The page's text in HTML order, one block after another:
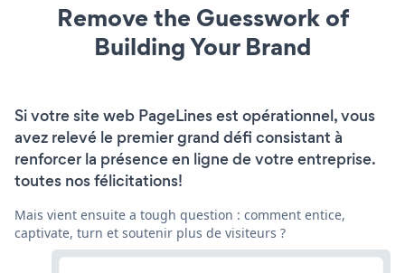
Remove the Guesswork of
Building Your Brand
Si votre site web PageLines est opérationnel, vous
avez relevé le premier grand défi consistant à
renforcer la présence en ligne de votre entreprise.
toutes nos félicitations!
Mais vient ensuite a tough question : comment entice,
captivate, turn et soutenir plus de visiteurs ?